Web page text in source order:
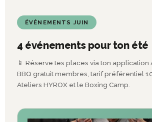
ÉVÉNEMENTS JUIN
4 événements pour ton été
📱 Réserve tes places via ton application
BBQ gratuit membres, tarif préférentiel
Ateliers HYROX et le Boxing Camp.